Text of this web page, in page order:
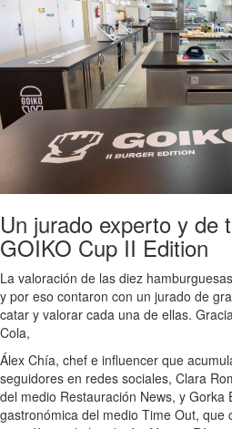
Un jurado experto y de
GOIKO Cup II Edition
La valoración de las diez
y por eso contaron con un jurado de
catar y valorar cada una de ellas.
Cola,
Álex Chía, chef e influencer que
seguidores en redes sociales, Clara
del medio Restauración News, y Gorka
gastronómica del medio Time Out, que